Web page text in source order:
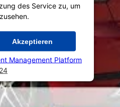
des Service zu, um
Akzeptieren
Management Platform